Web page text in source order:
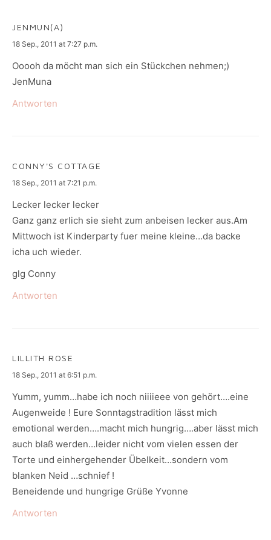
JENMUN(A)
says:
18 Sep., 2011 at 7:27 p.m.
Ooooh da möcht man sich ein Stückchen nehmen;)
JenMuna
Antworten
CONNY'S COTTAGE
says:
18 Sep., 2011 at 7:21 p.m.
Lecker lecker lecker
Ganz ganz erlich sie sieht zum anbeisen lecker aus.Am
Mittwoch ist Kinderparty fuer meine kleine…da backe
icha uch wieder.
glg Conny
Antworten
LILLITH ROSE
says:
18 Sep., 2011 at 6:51 p.m.
Yumm, yumm…habe ich noch niiiieee von gehört….eine
Augenweide ! Eure Sonntagstradition lässt mich
emotional werden….macht mich hungrig….aber lässt mich
auch blaß werden…leider nicht vom vielen essen der
Torte und einhergehender Übelkeit…sondern vom
blanken Neid …schnief !
Beneidende und hungrige Grüße Yvonne
Antworten